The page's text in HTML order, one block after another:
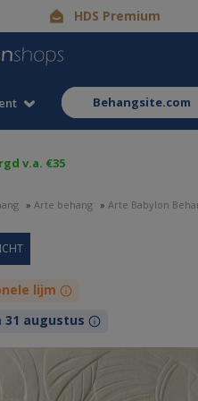
HDS Premium
behangsite.com
v.a. €35
» Arte behang » Arte Babylon
lijm
augustus